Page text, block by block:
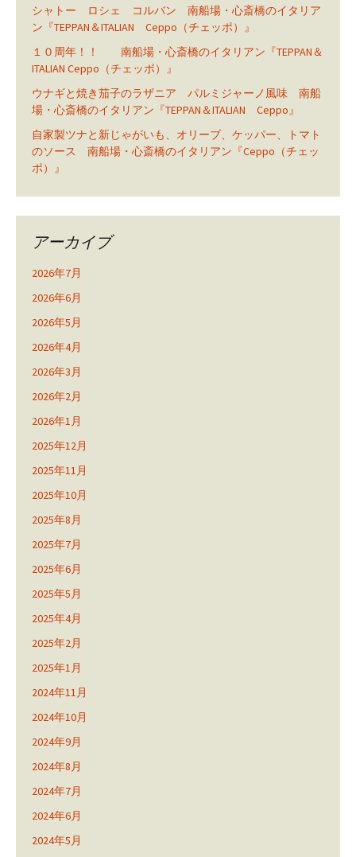
シャトー ロシェ コルバン 南船場・心斎橋のイタリア
ン『TEPPAN＆ITALIAN Ceppo（チェッポ）』
１０周年！！ 南船場・心斎橋のイタリアン『TEPPAN＆
ITALIAN Ceppo（チェッポ）』
ウナギと焼き茄子のラザニア パルミジャーノ風味 南船
場・心斎橋のイタリアン『TEPPAN＆ITALIAN Ceppo』
自家製ツナと新じゃがいも、オリーブ、ケッパー、トマト
のソース 南船場・心斎橋のイタリアン『Ceppo（チェッ
ポ）』
アーカイブ
2026年7月
2026年6月
2026年5月
2026年4月
2026年3月
2026年2月
2026年1月
2025年12月
2025年11月
2025年10月
2025年8月
2025年7月
2025年6月
2025年5月
2025年4月
2025年2月
2025年1月
2024年11月
2024年10月
2024年9月
2024年8月
2024年7月
2024年6月
2024年5月